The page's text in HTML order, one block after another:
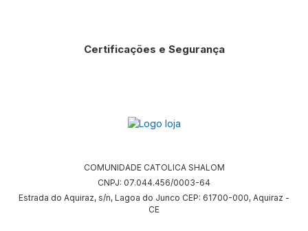
Certificações e Segurança
COMUNIDADE CATOLICA SHALOM
CNPJ: 07.044.456/0003-64
Estrada do Aquiraz, s/n, Lagoa do Junco CEP: 61700-000, Aquiraz -
CE